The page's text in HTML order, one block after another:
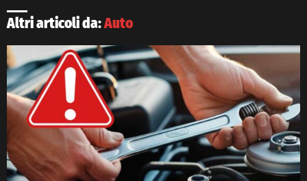
Altri articoli da:Auto